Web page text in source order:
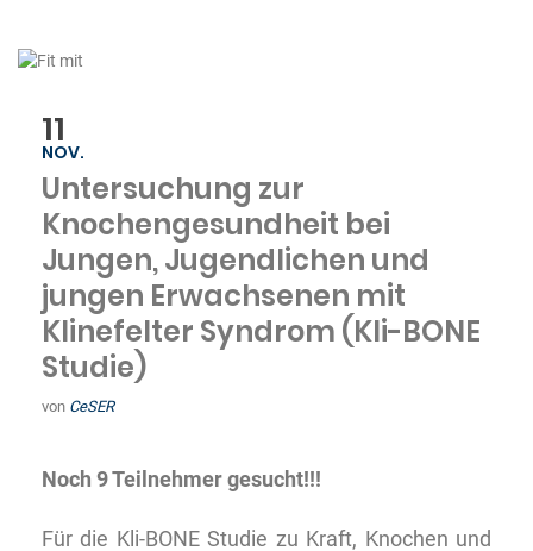
11
NOV.
Untersuchung zur
Knochengesundheit bei
Jungen, Jugendlichen und
jungen Erwachsenen mit
Klinefelter Syndrom (Kli-BONE
Studie)
von CeSER
Noch 9 Teilnehmer gesucht!!!
Für die Kli-BONE Studie zu Kraft, Knochen und